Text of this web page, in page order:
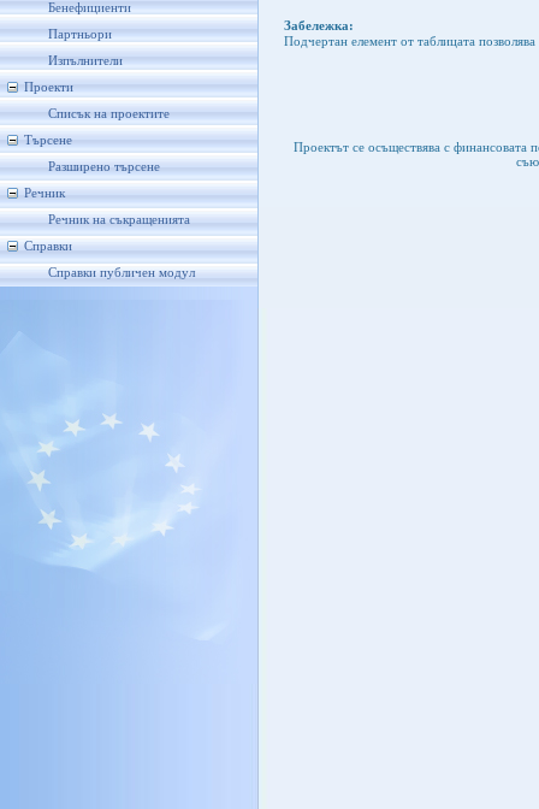
Бенефициенти
Партньори
Изпълнители
Проекти
Списък на проектите
Търсене
Разширено търсене
Речник
Речник на съкращенията
Справки
Справки публичен модул
Забележка:
Подчертан елемент от таблицата
Проектът се осъществява с финансовата